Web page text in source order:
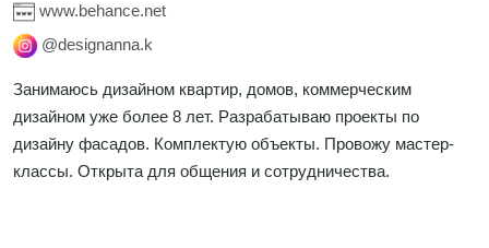
www.behance.net
@designanna.k
Занимаюсь дизайном квартир, домов, коммерческим
дизайном уже более 8 лет. Разрабатываю проекты по
дизайну фасадов. Комплектую объекты. Провожу мастер-
классы. Открыта для общения и сотрудничества.